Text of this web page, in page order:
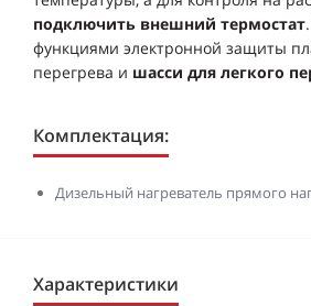
подключить внешний термостат
функциями электронной защиты
перегрева и шасси для легкого
Комплектация:
Дизельный нагреватель прямого
Характеристики